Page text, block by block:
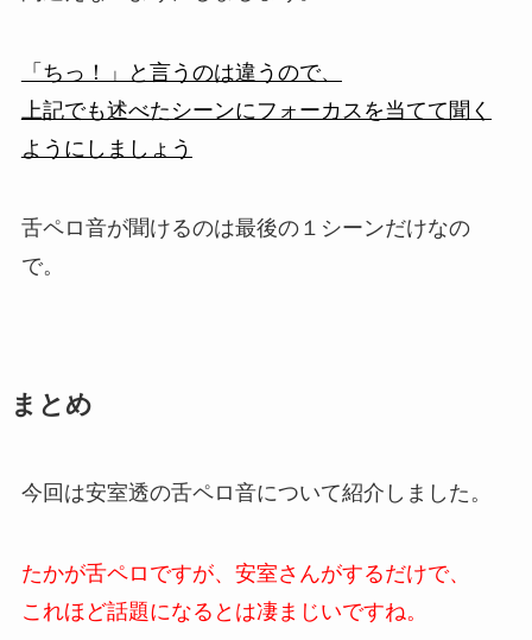
「ちっ！」と言うのは違うので、
上記でも述べたシーンにフォーカスを当てて聞く
ようにしましょう
舌ペロ音が聞けるのは最後の１シーンだけなの
で。
まとめ
今回は安室透の舌ペロ音について紹介しました。
たかが舌ペロですが、安室さんがするだけで、
これほど話題になるとは凄まじいですね。